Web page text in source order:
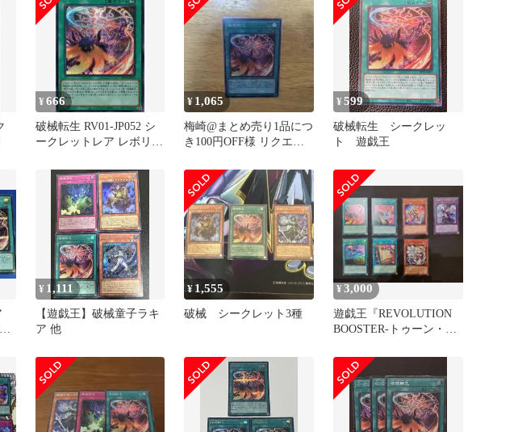
¥666
破械転生 RV01-JP052 シ
ークレットレア レボリュ
遊戯王 トレカ道
¥ 1,065
梅崎@まとめ売り1品につ
き100円OFF様 リクエス
¥599
破械転生 シークレッ
ト 遊戯王
¥ 1,111
【遊戯王】破械童子ラキ
ア 他
¥ 1,555
破械 シークレット3種
¥3,000
遊戯王『REVOLUTION
BOOSTER-トゥーン・ウ